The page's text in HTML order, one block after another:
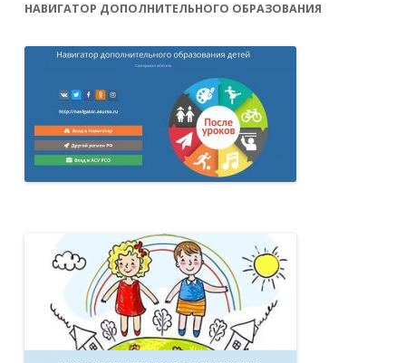
НАВИГАТОР ДОПОЛНИТЕЛЬНОГО ОБРАЗОВАНИЯ